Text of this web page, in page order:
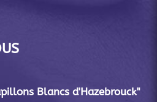
Blancs d'Hazebrouck"